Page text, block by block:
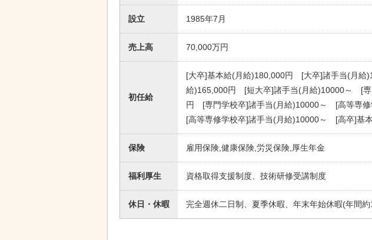
設立 1985年7月
売上高 70,000万円
初任給
[大卒]基本給(月給)180,000円 [大卒]諸手当(月給
給)165,000円 [短大卒]諸手当(月給)10000～ [専
円 [専門学校卒]諸手当(月給)10000～ [高等専
[高等専修学校卒]諸手当(月給)10000～ [高卒]基
保険 雇用保険,健康保険,労災保険,厚生年金
福利厚生 資格取得支援制度、技術研修受講制度
休日・休暇 完全週休二日制、夏季休暇、年末年始休暇(年間